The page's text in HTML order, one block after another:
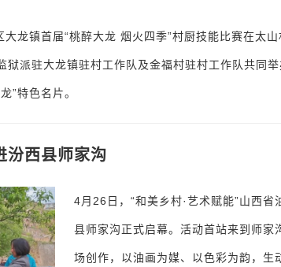
龙镇首届“桃醉大龙 烟火四季”村厨技能比赛在太
狱派驻大龙镇驻村工作队及金福村驻村工作队共同
”特色名片。
汾西县师家沟
4月26日，“和美乡村·艺术赋能”山西
县师家沟正式启幕。活动首站来到师家
场创作，以油画为媒、以色彩为韵，生